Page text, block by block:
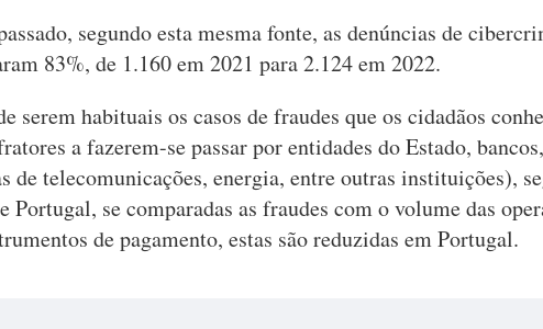
segundo esta mesma fonte, as denúncias de
83%, de 1.160 em 2021 para 2.124 em 2022.
serem habituais os casos de fraudes que os cidadãos
a fazerem-se passar por entidades do Estado, bancos,
de telecomunicações, energia, entre outras instituições),
Portugal, se comparadas as fraudes com o volume das
de pagamento, estas são reduzidas em Portugal.